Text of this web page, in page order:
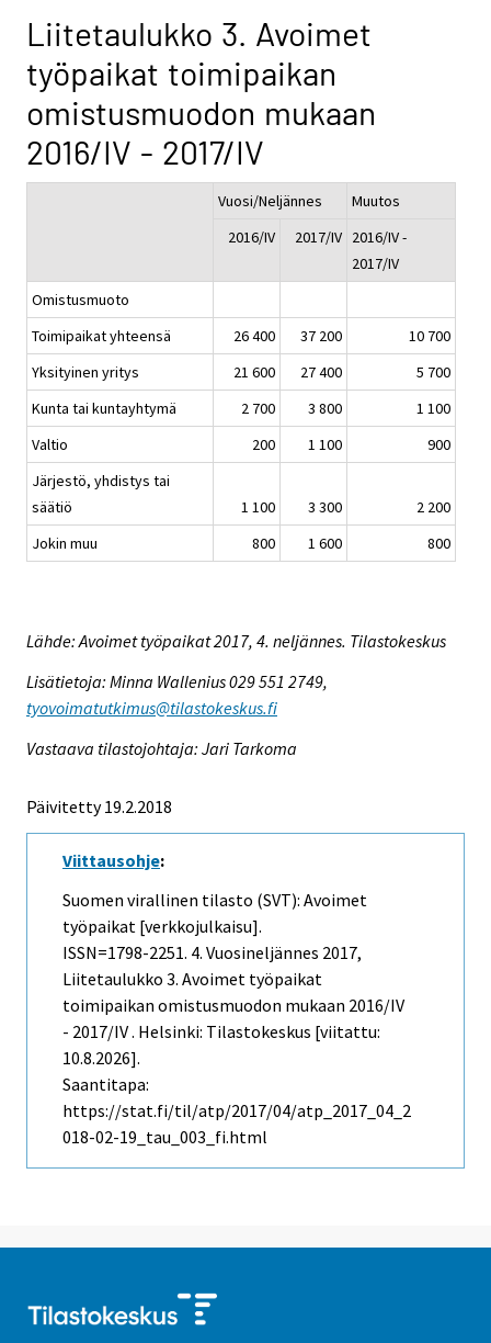
Liitetaulukko 3. Avoimet
työpaikat toimipaikan
omistusmuodon mukaan
2016/IV - 2017/IV
Vuosi/Neljännes
Muutos
2016/IV
2017/IV 2016/IV -
2017/IV
Omistusmuoto
Toimipaikat yhteensä
26 400 37 200
10 700
Yksityinen yritys
21 600 27 400
5 700
Kunta tai kuntayhtymä
2 700 3 800
1 100
Valtio
200 1 100
900
Järjestö, yhdistys tai
säätiö
1 100 3 300
2 200
Jokin muu
800 1 600 800
Lähde: Avoimet työpaikat 2017, 4. neljännes. Tilastokeskus
Lisätietoja: Minna Wallenius 029 551 2749,
tyovoimatutkimus@tilastokeskus.fi
Vastaava tilastojohtaja: Jari Tarkoma
Päivitetty 19.2.2018
Viittausohje:
Suomen virallinen tilasto (SVT): Avoimet
työpaikat [verkkojulkaisu].
ISSN=1798-2251. 4. Vuosineljännes 2017,
Liitetaulukko 3. Avoimet työpaikat
toimipaikan omistusmuodon mukaan 2016/IV
- 2017/IV . Helsinki: Tilastokeskus [viitattu:
10.8.2026].
Saantitapa:
https://stat.fi/til/atp/2017/04/atp_2017_04_2
018-02-19_tau_003_fi.html